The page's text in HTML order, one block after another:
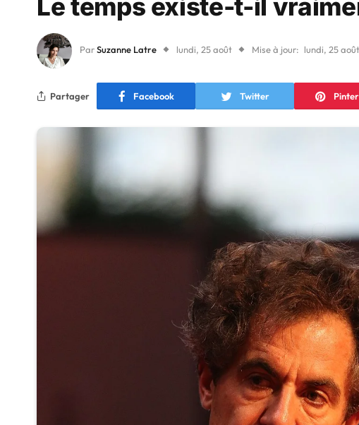
Le temps existe-t-il
ParSuzanne Latre lundi, 25 août Mise à jour: lundi, 25 août
Partager Facebook Twitter